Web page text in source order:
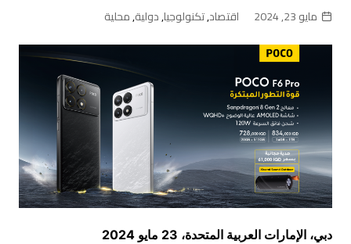
مايو 23, 2024 اقتصاد,تكنولوجيا,دولية,محلية
دبي، الإمارات العربية المتحدة، 23 مايو 2024